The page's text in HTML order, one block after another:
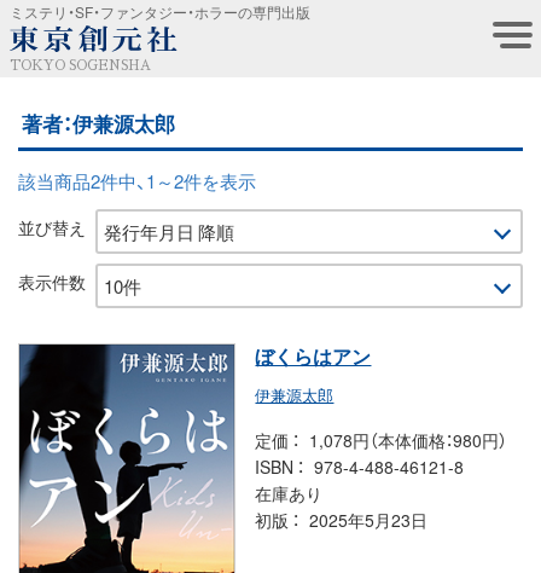
ミステリ・SF・ファンタジー・ホラーの専門出版
TOKYO SOGENSHA
著者：伊兼源太郎
該当商品2件中、1～2件を表示
並び替え
表示件数
ぼくらはアン
伊兼源太郎
定価
1,078円（本体価格：980円）
ISBN
978-4-488-46121-8
在庫あり
初版
2025年5月23日